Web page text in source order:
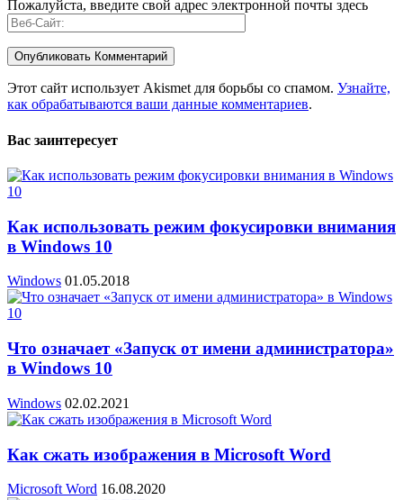
Пожалуйста, введите свой адрес электронной почты здесь
Этот сайт использует Akismet для борьбы со спамом. Узнайте,
как обрабатываются ваши данные комментариев.
Вас заинтересует
Как использовать режим фокусировки внимания
в Windows 10
Windows 01.05.2018
Что означает «Запуск от имени администратора»
в Windows 10
Windows 02.02.2021
Как сжать изображения в Microsoft Word
Microsoft Word 16.08.2020